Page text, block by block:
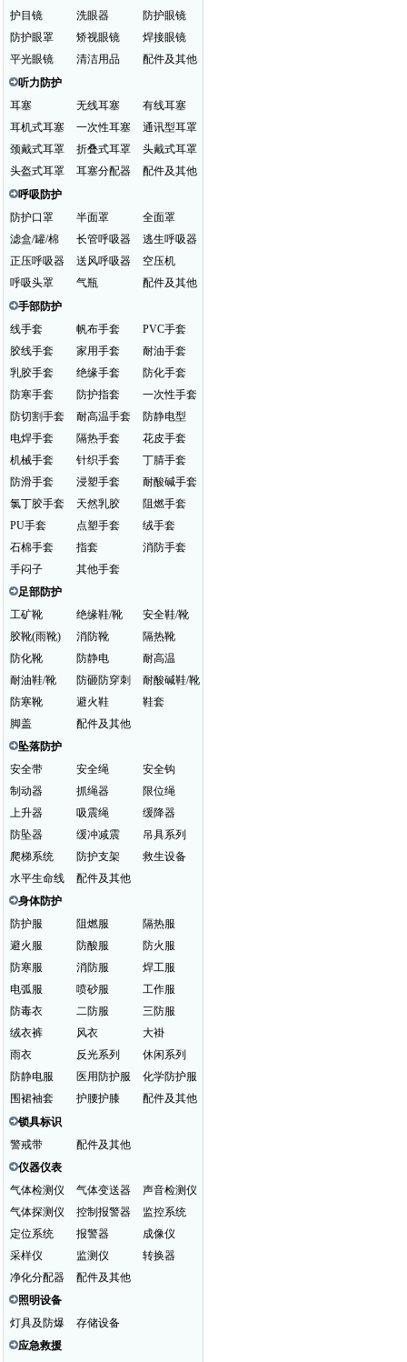
护目镜
洗眼器
防护眼镜
防护眼罩
矫视眼镜
焊接眼镜
平光眼镜
清洁用品
配件及其他
听力防护
耳塞
无线耳塞
有线耳塞
耳机式耳塞
一次性耳塞
通讯型耳罩
颈戴式耳罩
折叠式耳罩
头戴式耳罩
头盔式耳罩
耳塞分配器
配件及其他
呼吸防护
防护口罩
半面罩
全面罩
滤盒/罐/棉
长管呼吸器
逃生呼吸器
正压呼吸器
送风呼吸器
空压机
呼吸头罩
气瓶
配件及其他
手部防护
线手套
帆布手套
PVC手套
胶线手套
家用手套
耐油手套
乳胶手套
绝缘手套
防化手套
防寒手套
防护指套
一次性手套
防切割手套
耐高温手套
防静电型
电焊手套
隔热手套
花皮手套
机械手套
针织手套
丁腈手套
防滑手套
浸塑手套
耐酸碱手套
氯丁胶手套
天然乳胶
阻燃手套
PU手套
点塑手套
绒手套
石棉手套
指套
消防手套
手闷子
其他手套
足部防护
工矿靴
绝缘鞋/靴
安全鞋/靴
胶靴(雨靴)
消防靴
隔热靴
防化靴
防静电
耐高温
耐油鞋/靴
防砸防穿刺
耐酸碱鞋/靴
防寒靴
避火鞋
鞋套
脚盖
配件及其他
坠落防护
安全带
安全绳
安全钩
制动器
抓绳器
限位绳
上升器
吸震绳
缓降器
防坠器
缓冲减震
吊具系列
爬梯系统
防护支架
救生设备
水平生命线
配件及其他
身体防护
防护服
阻燃服
隔热服
避火服
防酸服
防火服
防寒服
消防服
焊工服
电弧服
喷砂服
工作服
防毒衣
二防服
三防服
绒衣裤
风衣
大褂
雨衣
反光系列
休闲系列
防静电服
医用防护服
化学防护服
围裙袖套
护腰护膝
配件及其他
锁具标识
警戒带
配件及其他
仪器仪表
气体检测仪
气体变送器
声音检测仪
气体探测仪
控制报警器
监控系统
定位系统
报警器
成像仪
采样仪
监测仪
转换器
净化分配器
配件及其他
照明设备
灯具及防爆
存储设备
应急救援